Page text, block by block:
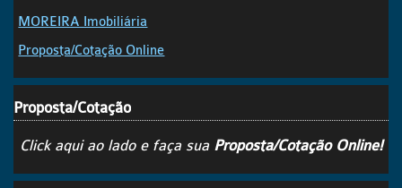
MOREIRA Imobiliária
Proposta/Cotação Online
Proposta/Cotação
Click aqui ao lado e faça sua Proposta/Cotação Online!